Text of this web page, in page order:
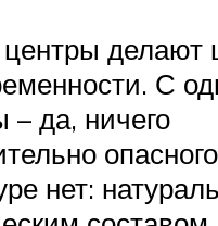
делают
С
– да, ничего
нет: